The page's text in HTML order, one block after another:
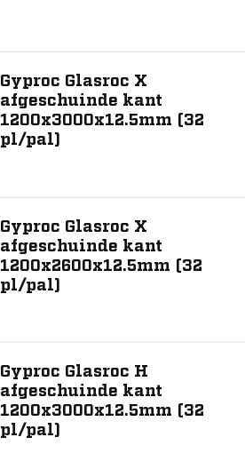
Gyproc Glasroc X
afgeschuinde kant
1200x3000x12.5mm (32
pl/pal)
Gyproc Glasroc X
afgeschuinde kant
1200x2600x12.5mm (32
pl/pal)
Gyproc Glasroc H
afgeschuinde kant
1200x3000x12.5mm (32
pl/pal)